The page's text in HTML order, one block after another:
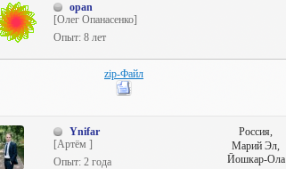
opan
[Олег Опанасенко]
Опыт: 8 лет
zip-Файл
Ynifar
[Артём ]
Опыт: 2 года
Россия,
Марий Эл,
Йошкар-Ола